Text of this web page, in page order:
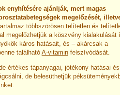
enyhítésére ajánlják, mert magas
megelőzését,
többszörösen telítetlen és
megelőzhetjük a köszvény kialakulását
káros hatásait, és – akárcsak a
található A-vitamin felszívódását.
értékes tápanyagai, jótékony hatásai és
de belesüthetjük